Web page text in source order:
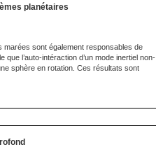
planétaires
marées sont également responsables de
l’auto-intéraction d’un mode inertiel non-
sphère en rotation. Ces résultats sont